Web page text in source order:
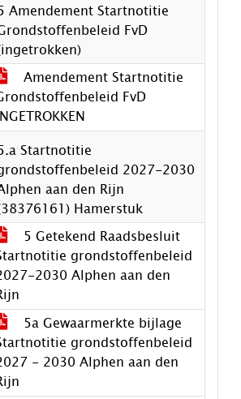
Amendement Startnotitie
FvD
Amendement Startnotitie
FvD
Startnotitie
2027-2030
aan den Rijn
Hamerstuk
5 Getekend Raadsbesluit
grondstoffenbeleid
2030 Alphen aan den
5a Gewaarmerkte bijlage
grondstoffenbeleid
- 2030 Alphen aan den